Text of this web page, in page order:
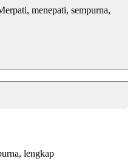
menepati, sempurna,
lengkap